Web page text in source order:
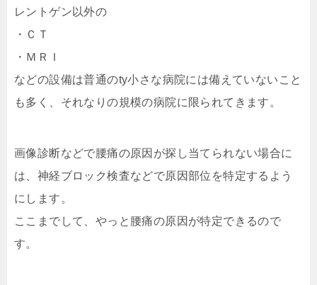
レントゲン以外の
・ＣＴ
・ＭＲＩ
などの設備は普通のty小さな病院には備えていないこと
も多く、それなりの規模の病院に限られてきます。
画像診断などで腰痛の原因が探し当てられない場合に
は、神経ブロック検査などで原因部位を特定するよう
にします。
ここまでして、やっと腰痛の原因が特定できるので
す。